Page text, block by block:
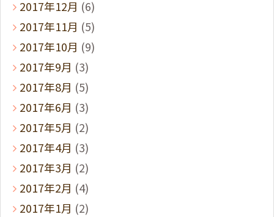
2017年12月 (6)
2017年11月 (5)
2017年10月 (9)
2017年9月 (3)
2017年8月 (5)
2017年6月 (3)
2017年5月 (2)
2017年4月 (3)
2017年3月 (2)
2017年2月 (4)
2017年1月 (2)